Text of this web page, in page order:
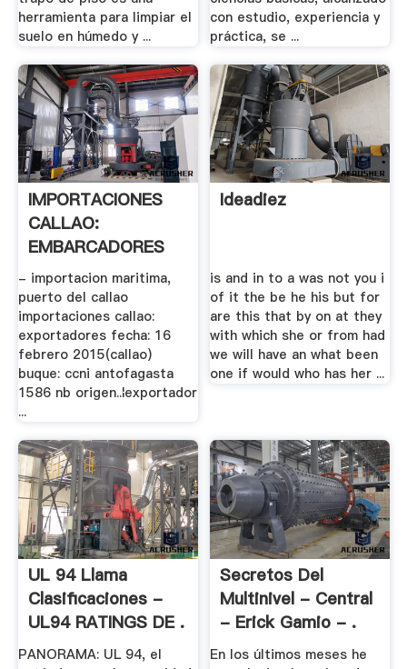
herramienta para limpiar el
suelo en húmedo y ...
con estudio, experiencia y
práctica, se ...
IMPORTACIONES
CALLAO:
EMBARCADORES
- importacion maritima,
puerto del callao
importaciones callao:
exportadores fecha: 16
febrero 2015(callao)
buque: ccni antofagasta
1586 nb origen..¦exportador
...
Ideadiez
is and in to a was not you i
of it the be he his but for
are this that by on at they
with which she or from had
we will have an what been
one if would who has her ...
UL 94 Llama
Clasificaciones -
UL94 RATINGS DE .
PANORAMA: UL 94, el
Secretos Del
Multinivel - Central
- Erick Gamio - .
En los últimos meses he